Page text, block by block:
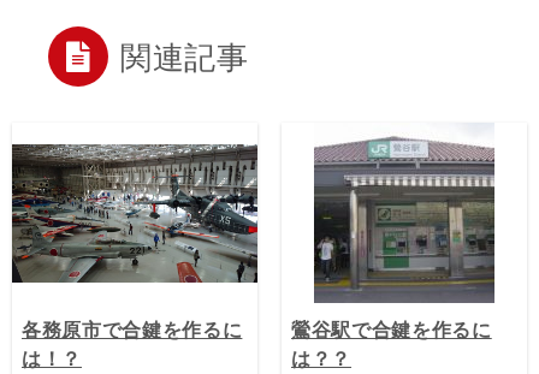
関連記事
各務原市で合鍵を作るに
は！？
鶯谷駅で合鍵を作るに
は？？